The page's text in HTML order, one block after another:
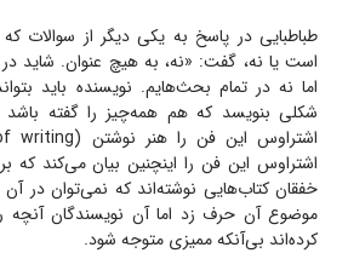
طباطبایی در پاسخ به یکی دیگر از سوالات
است یا نه، گفت: «نه، به هیچ عنوان. شاید
اما نه در تمام بحث‌هایم. نویسنده باید
شکلی بنویسد که هم همه‌چیز را گفته
اشتراوس این فن را اینچنین بیان می‌کند که
خفقان کتاب‌هایی نوشته‌اند که نمی‌توان در
موضوع آن حرف زد اما آن نویسندگان آنچه
کرده‌اند بی‌آنکه ممیزی متوجه شود.